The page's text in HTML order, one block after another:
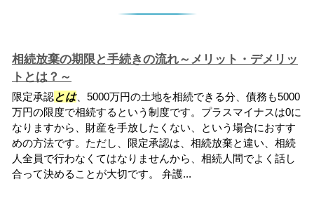
相続放棄の期限と手続きの流れ～メリット・デメリッ
トとは？～
限定承認とは、5000万円の土地を相続できる分、債務も5000
万円の限度で相続するという制度です。プラスマイナスは0に
なりますから、財産を手放したくない、という場合におすす
めの方法です。ただし、限定承認は、相続放棄と違い、相続
人全員で行わなくてはなりませんから、相続人間でよく話し
合って決めることが大切です。 弁護...